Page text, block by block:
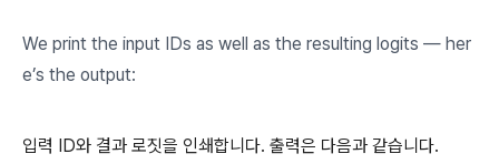
We print the input IDs as well as the resulting logits — her
e’s the output:
입력 ID와 결과 로짓을 인쇄합니다. 출력은 다음과 같습니다.